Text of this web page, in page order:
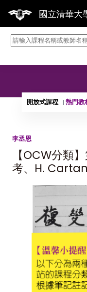
國立清華大
開放式課程 熱門教
李丞恩
【OCW分類
考、H.